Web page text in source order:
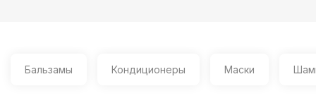
Бальзамы Кондиционеры Маски